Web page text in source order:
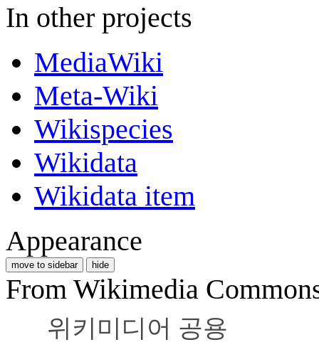
In other projects
MediaWiki
Meta-Wiki
Wikispecies
Wikidata
Wikidata item
Appearance
move to sidebar hide
From Wikimedia
위키미디어 공용